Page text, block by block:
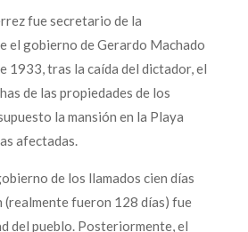
fue secretario de la
el gobierno de Gerardo Machado
1933, tras la caída del dictador, el
de las propiedades de los
la mansión en la Playa
afectadas.
de los llamados cien días
(realmente fueron 128 días) fue
del pueblo. Posteriormente, el